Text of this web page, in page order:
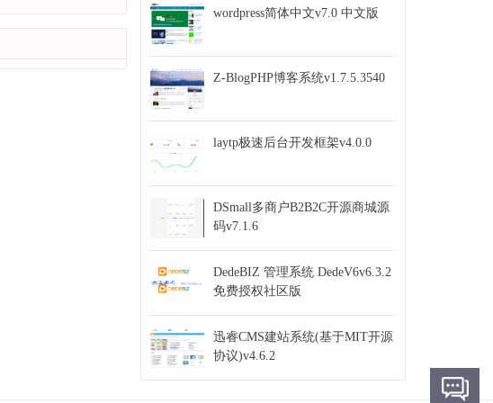
wordpress简体中文v7.0 中文版
Z-BlogPHP博客系统v1.7.5.3540
laytp极速后台开发框架v4.0.0
DSmall多商户B2B2C开源商城源
码v7.1.6
DedeBIZ 管理系统 DedeV6v6.3.2
免费授权社区版
迅睿CMS建站系统(基于MIT开源
协议)v4.6.2